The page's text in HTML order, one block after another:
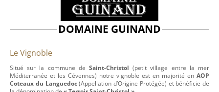
DOMAINE GUINAND
Le Vignoble
Situé sur la commune de Saint-Christol (petit village entre la mer
Méditerranée et les Cévennes) notre vignoble est en majorité en AOP
Coteaux du Languedoc(Appellation d’Origine Protégée) et bénéficie de